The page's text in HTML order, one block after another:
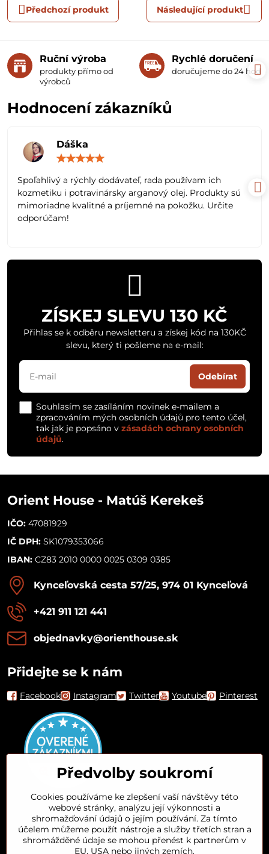
Předchozí produkt Následující produkt
Ruční výroba
produkty přímo od
výrobců
Rychlé doručení
doručujeme do 24 hodin
Hodnocení zákazníků
Dáška
5
Spoľahlivý a rýchly dodávateľ, rada používam ich
kozmetiku i potravinársky arganový olej. Produkty sú
mimoriadne kvalitné a príjemné na pokožku. Určite
odporúčam!
ZÍSKEJ SLEVU 130 KČ
Přihlas se k odběru newsletteru a získej kód na 130KČ
slevu, který ti pošleme na e-mail:
Odebírat
Souhlasím se zasíláním novinek e-mailem a
zpracováním mých osobních údajů pro tento účel,
tak jak je popsáno v zásadách ochrany osobních
údajů.
Orient House - Matúš Kerekeš
IČO: 47081929
IČ DPH: SK1079353066
IBAN: CZ83 2010 0000 0025 0309 0385
Kynceľovská cesta 57/25, 974 01 Kynceľová
+421 911 121 441
objednavky​@orienthouse​.sk
Přidejte se k nám
Facebook Instagram Twitter Youtube Pinterest
Orient House
Arganový olej
Předvolby soukromí
Cookies používáme ke zlepšení vaší návštěvy této
webové stránky, analýzu její výkonnosti a
shromažďování údajů o jejím používání. Za tímto
účelem můžeme použít nástroje a služby třetích stran a
shromážděné údaje se mohou přenést k partnerům v
EU, USA nebo jiných zemích.